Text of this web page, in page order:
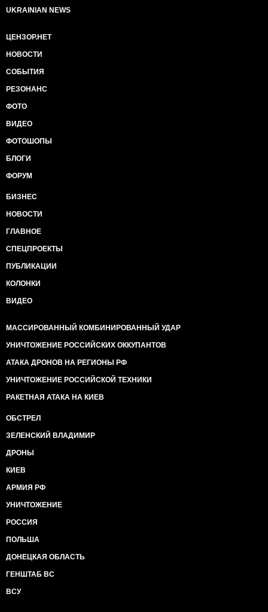
UKRAINIAN NEWS
ЦЕНЗОР.НЕТ
НОВОСТИ
СОБЫТИЯ
РЕЗОНАНС
ФОТО
ВИДЕО
ФОТОШОПЫ
БЛОГИ
ФОРУМ
БИЗНЕС
НОВОСТИ
ГЛАВНОЕ
СПЕЦПРОЕКТЫ
ПУБЛИКАЦИИ
КОЛОНКИ
ВИДЕО
МАССИРОВАННЫЙ КОМБИНИРОВАННЫЙ УДАР
УНИЧТОЖЕНИЕ РОССИЙСКИХ ОККУПАНТОВ
АТАКА ДРОНОВ НА РЕГИОНЫ РФ
УНИЧТОЖЕНИЕ РОССИЙСКОЙ ТЕХНИКИ
РАКЕТНАЯ АТАКА НА КИЕВ
ОБСТРЕЛ
ЗЕЛЕНСКИЙ ВЛАДИМИР
ДРОНЫ
КИЕВ
АРМИЯ РФ
УНИЧТОЖЕНИЕ
РОССИЯ
ПОЛЬША
ДОНЕЦКАЯ ОБЛАСТЬ
ГЕНШТАБ ВС
ВСУ